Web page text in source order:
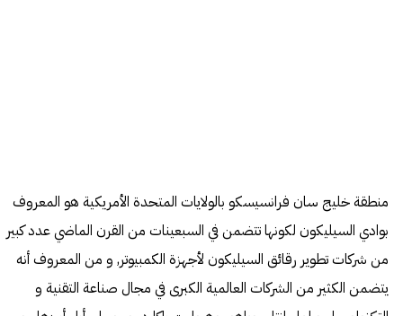
منطقة خليج سان فرانسيسكو بالولايات المتحدة الأمريكية هو المعروف
بوادي السيليكون لكونها تتضمن في السبعينات من القرن الماضي عدد كبير
من شركات تطوير رقائق السيليكون لأجهزة الكمبيوتر, و من المعروف أنه
يتضمن الكثير من الشركات العالمية الكبرى في مجال صناعة التقنية و